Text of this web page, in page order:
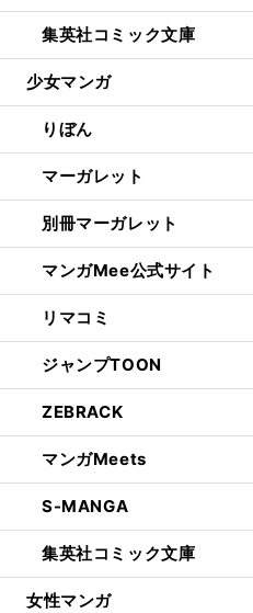
集英社コミック文庫
少女マンガ
りぼん
マーガレット
別冊マーガレット
マンガMee公式サイト
リマコミ
ジャンプTOON
ZEBRACK
マンガMeets
S-MANGA
集英社コミック文庫
女性マンガ